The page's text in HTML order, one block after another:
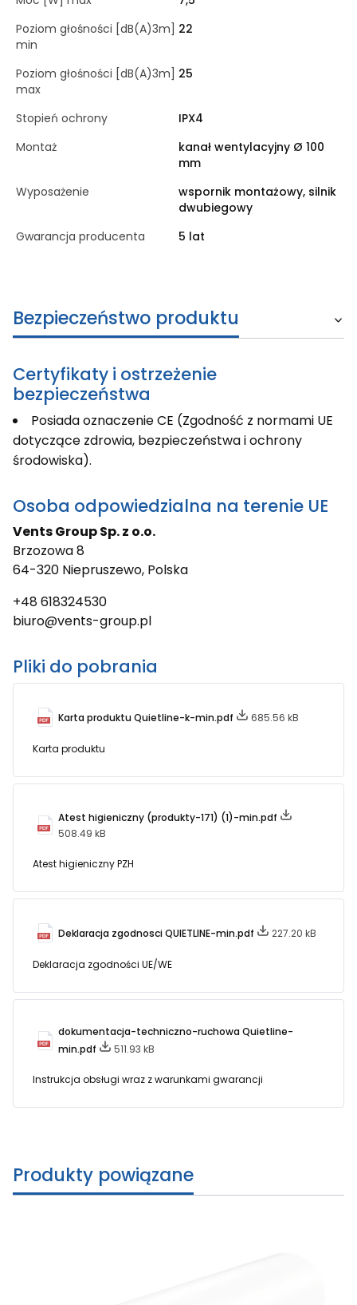
Poziom głośności [dB(A)3m]
min
22
Poziom głośności [dB(A)3m]
max
25
Stopień ochrony
IPX4
Montaż
kanał wentylacyjny Ø 100
mm
Wyposażenie
wspornik montażowy, silnik
dwubiegowy
Gwarancja producenta
5 lat
Bezpieczeństwo produktu
Certyfikaty i ostrzeżenie
bezpieczeństwa
Posiada oznaczenie CE (Zgodność z normami UE
dotyczące zdrowia, bezpieczeństwa i ochrony
środowiska).
Osoba odpowiedzialna na terenie UE
Vents Group Sp. z o.o.
Brzozowa 8
64-320 Niepruszewo, Polska
+48 618324530
biuro@vents-group.pl
Pliki do pobrania
Karta produktu Quietline-k-min.pdf 685.56 kB
Karta produktu
Atest higieniczny (produkty-171) (1)-min.pdf
508.49 kB
Atest higieniczny PZH
Deklaracja zgodnosci QUIETLINE-min.pdf 227.20 kB
Deklaracja zgodności UE/WE
dokumentacja-techniczno-ruchowa Quietline-
min.pdf
511.93 kB
Instrukcja obsługi wraz z warunkami gwarancji
Produkty powiązane